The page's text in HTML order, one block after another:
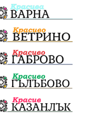
безводие
патриарх Даниил
Пелин